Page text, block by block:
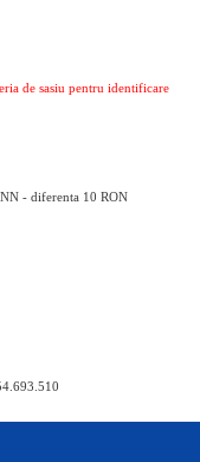
de sasiu pentru identificare
- diferenta 10 RON